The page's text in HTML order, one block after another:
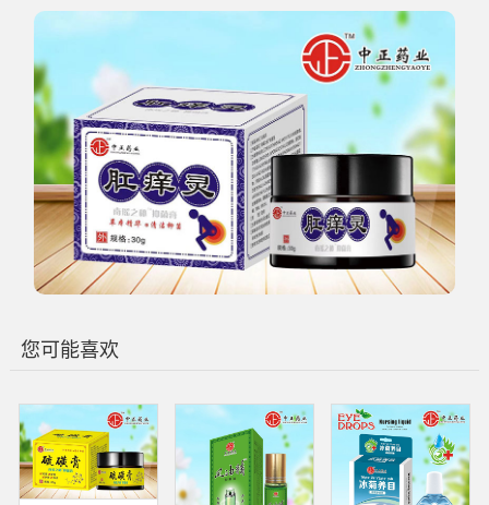
您可能喜欢